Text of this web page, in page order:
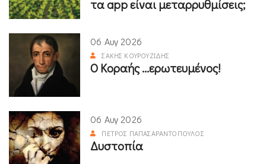
τα app είναι μεταρρυθμίσεις;
06 Αυγ 2026
ΣΆΚΗΣ ΚΟΥΡΟΥΖΊΔΗΣ
Ο Κοραής ...ερωτευμένος!
06 Αυγ 2026
ΠΈΤΡΟΣ ΠΑΠΑΣΑΡΑΝΤΌΠΟΥΛΟΣ
Δυστοπία